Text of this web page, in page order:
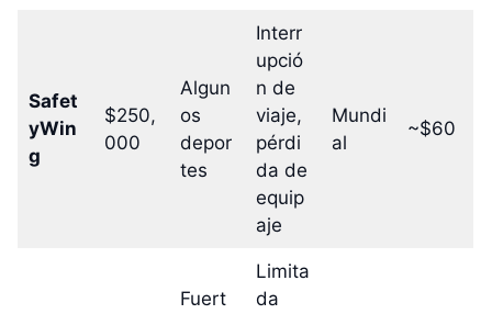
Safet
yWin
g
$250,
000
Algun
os
depor
tes
Interr
upció
n de
viaje,
pérdi
da de
equip
aje
Mundi
al
~$60
Fuert
Limita
da